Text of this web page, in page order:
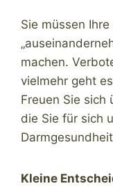
Sie müssen
machen.
vielmehr geht
Freuen Sie sich
die Sie für sich
Kleine